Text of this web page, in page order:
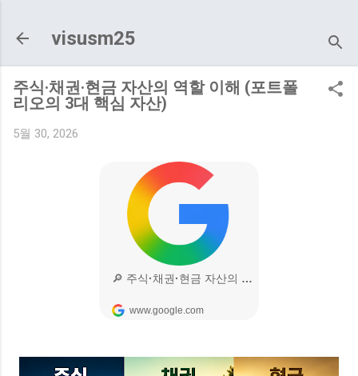
visusm25
주식·채권·현금 자산의 역할 이해 (포트폴
리오의 3대 핵심 자산)
5월 30, 2026